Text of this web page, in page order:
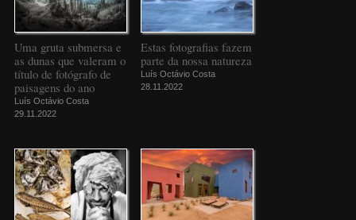
Uma gruta submersa e
as dunas que valeram o
título de fotógrafo de
paisagens do ano
Luís Octávio Costa
29.11.2022
Estas fotografias fazem
parte da nossa natureza
Luís Octávio Costa
28.11.2022